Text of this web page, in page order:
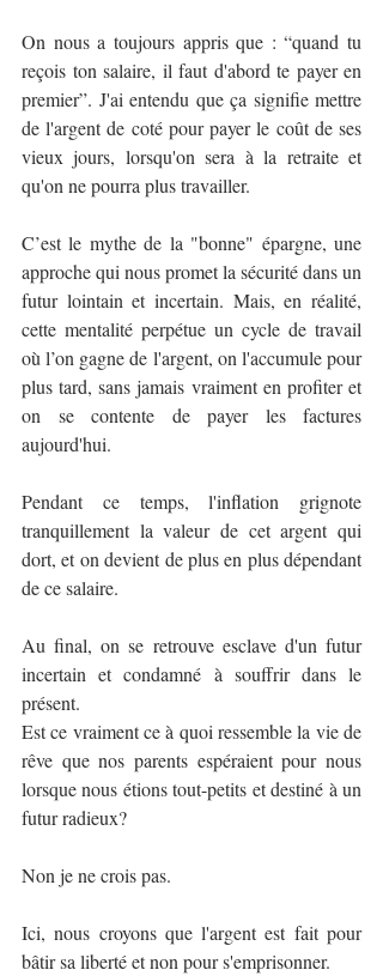
On nous a toujours appris que : “quand tu
reçois ton salaire, il faut d'abord te payer en
premier”. J'ai entendu que ça signifie mettre
de l'argent de coté pour payer le coût de ses
vieux jours, lorsqu'on sera à la retraite et
qu'on ne pourra plus travailler.
C’est le mythe de la "bonne" épargne, une
approche qui nous promet la sécurité dans un
futur lointain et incertain. Mais, en réalité,
cette mentalité perpétue un cycle de travail
où l’on gagne de l'argent, on l'accumule pour
plus tard, sans jamais vraiment en profiter et
on se contente de payer les factures
aujourd'hui.
Pendant ce temps, l'inflation grignote
tranquillement la valeur de cet argent qui
dort, et on devient de plus en plus dépendant
de ce salaire.
Au final, on se retrouve esclave d'un futur
incertain et condamné à souffrir dans le
présent.
Est ce vraiment ce à quoi ressemble la vie de
rêve que nos parents espéraient pour nous
lorsque nous étions tout-petits et destiné à un
futur radieux?
Non je ne crois pas.
Ici, nous croyons que l'argent est fait pour
bâtir sa liberté et non pour s'emprisonner.